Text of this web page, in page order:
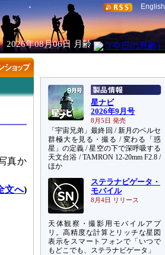
English
2026年08月06日 月齢
真か
文へ)
星ナビ
2026年9月号
8月5日 発売
「宇宙兄弟」最終回 / 新月のペルセ
群極大を見る・撮る / 変わる「惑
星」の定義 / 星空の下で深呼吸する
天文台浴 / TAMRON 12-20mm F2.8 /
ほか
ステラナビゲータ・
モバイル
8月4日 リリース
天体観察・撮影用モバイルアプ
リ。高精度な計算とリッチな星図
表示をスマートフォンで「いつで
もどこでも、ステラナビゲータ」